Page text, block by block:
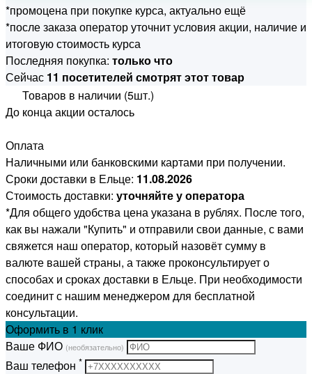
*промоцена при покупке курса, актуально ещё
*после заказа оператор уточнит условия акции, наличие и
итоговую стоимость курса
Последняя покупка: только что
Сейчас 11 посетителей смотрят этот товар
Товаров в наличии (5шт.)
До конца акции осталось
Оплата
Наличными или банковскими картами при получении.
Сроки доставки в Ельце: 11.08.2026
Стоимость доставки: уточняйте у оператора
*Для общего удобства цена указана в рублях. После того,
как вы нажали "Купить" и отправили свои данные, с вами
свяжется наш оператор, который назовёт сумму в
валюте вашей страны, а также проконсультирует о
способах и сроках доставки в Ельце. При необходимости
соединит с нашим менеджером для бесплатной
консультации.
Оформить в 1 клик
Ваше ФИО (необязательно)
Ваш телефон *